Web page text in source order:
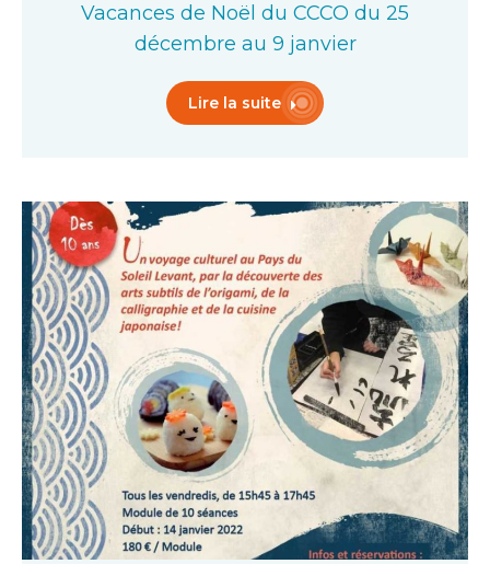
Vacances de Noël du CCCO du 25
décembre au 9 janvier
Lire la suite